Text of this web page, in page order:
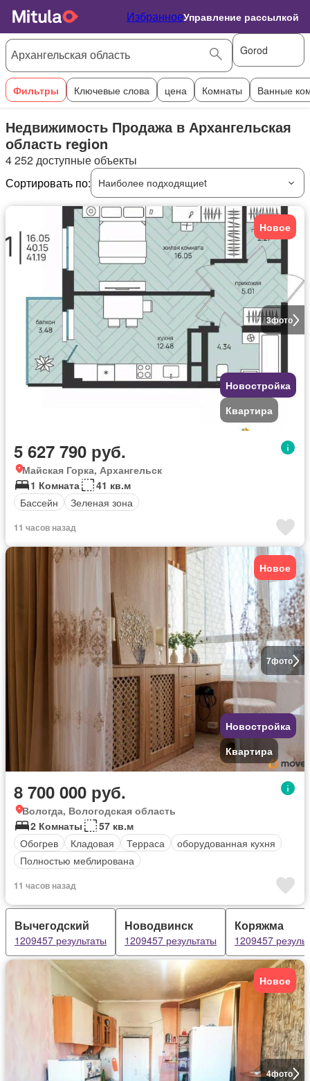
ИзбранноеУправление рассылкой
Gorod
Фильтры Ключевые слова цена Комнаты Ванные
Недвижимость Продажа в Архангельская
область region
4 252 доступные объекты
Сортировать по:
Наиболее подходящиеt
3фото
Новое
Новостройка
Квартира
5 627 790 руб.
Майская Горка, Архангельск
1 Комната
41 кв.м
Бассейн
Зеленая зона
11 часов назад
7фото
Новое
Новостройка
Квартира
8 700 000 руб.
Вологда, Вологодская область
2 Комнаты
57 кв.м
Обогрев
Кладовая Терраса
оборудованная кухня
Полностью меблирована
11 часов назад
Вычегодский
1209457 результаты
Новодвинск
1209457 результаты
Коряжма
1209457
4фото
Новое